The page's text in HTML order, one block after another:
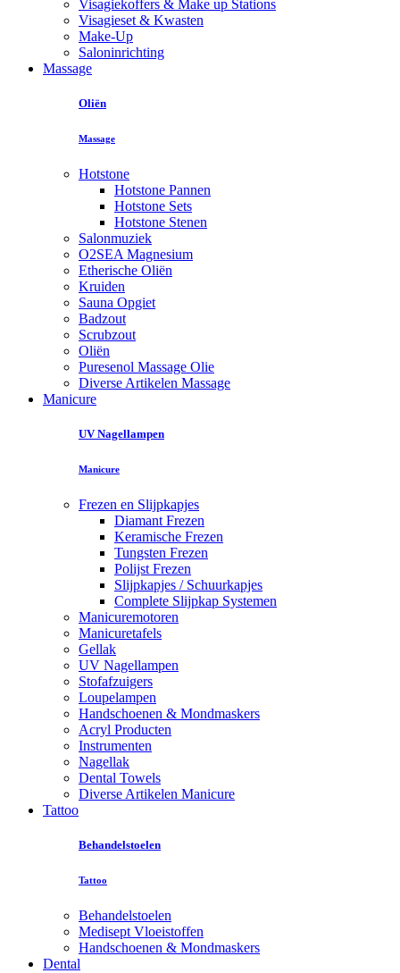
Visagiekoffers & Make up Stations
Visagieset & Kwasten
Make-Up
Saloninrichting
Massage
Oliën
Massage
Hotstone
Hotstone Pannen
Hotstone Sets
Hotstone Stenen
Salonmuziek
O2SEA Magnesium
Etherische Oliën
Kruiden
Sauna Opgiet
Badzout
Scrubzout
Oliën
Puresenol Massage Olie
Diverse Artikelen Massage
Manicure
UV Nagellampen
Manicure
Frezen en Slijpkapjes
Diamant Frezen
Keramische Frezen
Tungsten Frezen
Polijst Frezen
Slijpkapjes / Schuurkapjes
Complete Slijpkap Systemen
Manicuremotoren
Manicuretafels
Gellak
UV Nagellampen
Stofafzuigers
Loupelampen
Handschoenen & Mondmaskers
Acryl Producten
Instrumenten
Nagellak
Dental Towels
Diverse Artikelen Manicure
Tattoo
Behandelstoelen
Tattoo
Behandelstoelen
Medisept Vloeistoffen
Handschoenen & Mondmaskers
Dental